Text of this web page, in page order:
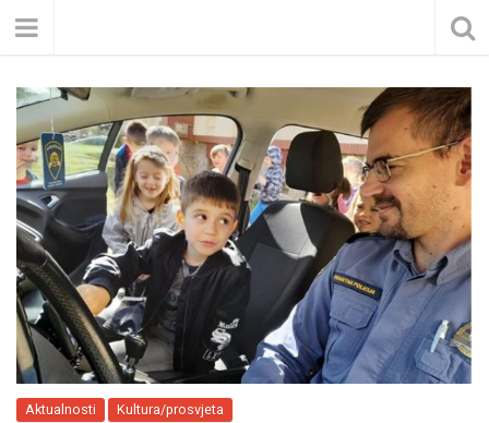
Aktualnosti Kultura/prosvjeta